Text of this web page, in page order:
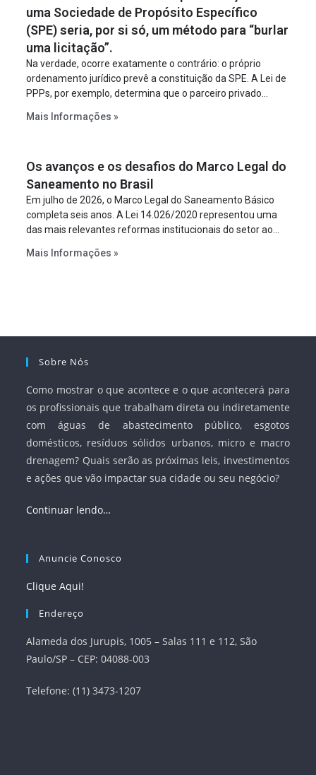
uma Sociedade de Propósito Específico
(SPE) seria, por si só, um método para “burlar
uma licitação”.
Na verdade, ocorre exatamente o contrário: o próprio
ordenamento jurídico prevê a constituição da SPE. A Lei de
PPPs, por exemplo, determina que o parceiro privado
empreendimento. Ou seja, a suposta “fraude à licitação” é
projeto a projeto.
Mais Informações »
Os avanços e os desafios do Marco Legal do
Saneamento no Brasil
Em julho de 2026, o Marco Legal do Saneamento Básico
completa seis anos. A Lei 14.026/2020 representou uma
das mais relevantes reformas institucionais do setor ao
serviços, ampliar a participação da iniciativa privada,
Mais Informações »
Sobre Nós
Como mostrar o que acontece e o que acontecerá para
os profissionais que trabalham direta ou indiretamente
com águas de abastecimento público, esgotos
domésticos, resíduos sólidos urbanos, micro e macro
drenagem? Quais serão as próximas leis, investimentos
e ações que vão impactar sua cidade ou seu negócio?
Continuar lendo…
Anuncie Conosco
Clique Aqui!
Endereço
Alameda dos Jurupis, 1005 – Salas 111 e 112, São
Paulo/SP – CEP: 04088-003
Telefone: (11) 3473-1207